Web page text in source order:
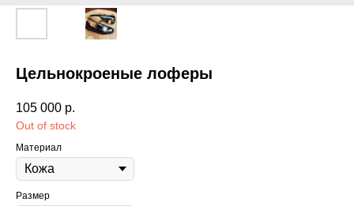
Цельнокроеные лоферы
105 000 р.
Out of stock
Материал
Размер